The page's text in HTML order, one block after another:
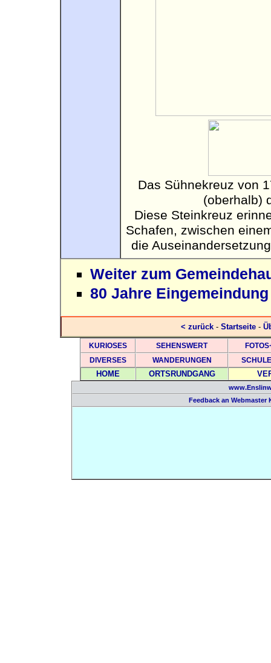
Das Sühnekreuz von
(oberhalb)
Diese Steinkreuz
Schafen, zwischen
die
Weiter zum
80 Jahre
< zurück - Startseite-
KURIOSES SEHENSWERT
DIVERSES
WANDERUNGEN
HOME ORTSRUNDGANG
Feedback an